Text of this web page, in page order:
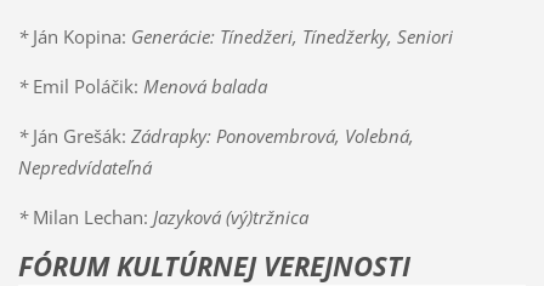
* Ján Kopina: Generácie: Tínedžeri, Tínedžerky, Seniori
* Emil Poláčik: Menová balada
* Ján Grešák: Zádrapky: Ponovembrová, Volebná,
Nepredvídateľná
* Milan Lechan: Jazyková (vý)tržnica
FÓRUM KULTÚRNEJ VEREJNOSTI